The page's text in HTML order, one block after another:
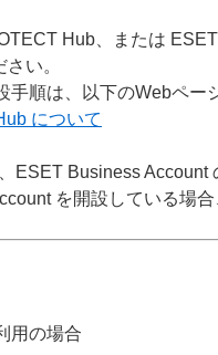
Hub、または
い。
手順は、以下のWebペー
について
ESET Business Account
を開設している場
用の場合